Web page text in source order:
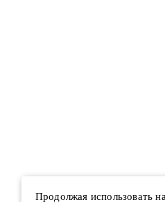
Продолжая использовать